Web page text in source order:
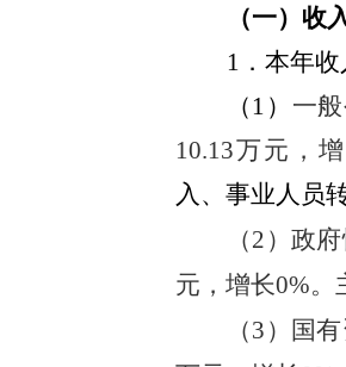
（一）收
1．本年
（1） 一
10.13万元，
入、事业人员
（2）政
元，增长0%。
（3）
国